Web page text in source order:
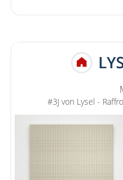
#3J von Lysel -